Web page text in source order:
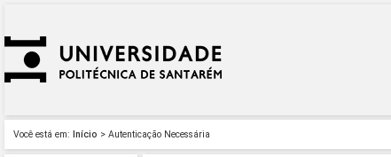
Você está em: Início > Autenticação Necessária